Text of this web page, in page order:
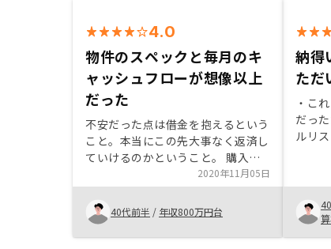
4.0
物件のスペックと毎月のキ
ャッシュフローが想像以上
だった
不安だった点は借金を抱えるという
こと。本当にこの先大事なく返済し
ていけるのかということ。 購入に
踏み切った理由は物件そのもののス
ペックもさることながら、月次のキ
ャッシュフローが想定以上だったこ
と。連携、段取りをスピーディにし
た方がいい。
2020年11月05日
40代前半 / 年収800万円台
納得
ただ
・こ
だっ
ルリ
れな
2〜3
落ち
合致